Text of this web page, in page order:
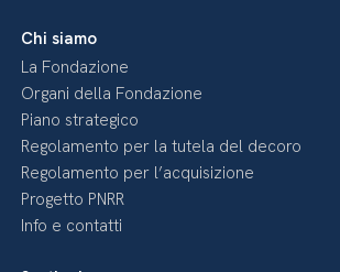
Chi siamo
La Fondazione
Organi della Fondazione
Piano strategico
Regolamento per la tutela del decoro
Regolamento per l’acquisizione
Progetto PNRR
Info e contatti